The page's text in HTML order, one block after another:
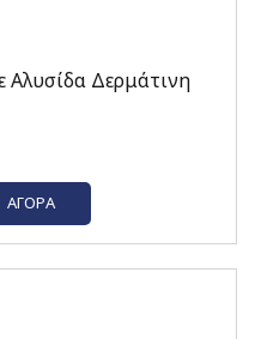
Δερμάτινη
ΑΓΟΡΆ